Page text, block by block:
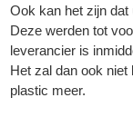
Ook kan het zijn dat
Deze werden tot
leverancier is
Het zal dan ook niet
plastic meer.